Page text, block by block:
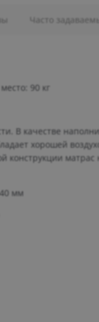
90 кг
В качестве
хорошей
конструкции
мм
Часто